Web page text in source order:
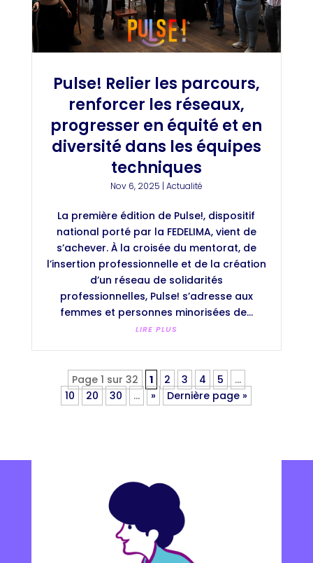
Pulse! Relier les parcours,
renforcer les réseaux,
progresser en équité et en
diversité dans les équipes
techniques
Nov 6, 2025 | Actualité
La première édition de Pulse!, dispositif
national porté par la FEDELIMA, vient de
s’achever. À la croisée du mentorat, de
l’insertion professionnelle et de la création
d’un réseau de solidarités
professionnelles, Pulse! s’adresse aux
femmes et personnes minorisées de...
LIRE PLUS
Page 1 sur 32 1 2 3 4 5
…
10
20 30 … » Dernière page »